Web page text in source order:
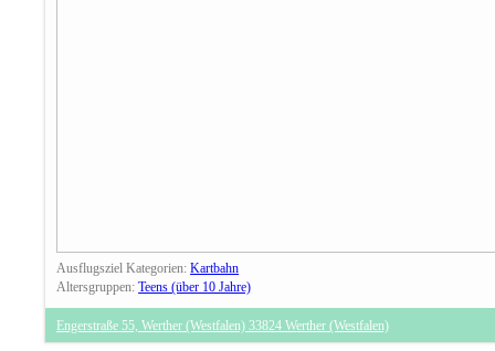
Ausflugsziel Kategorien:Kartbahn
Altersgruppen:Teens (über 10 Jahre)
Engerstraße 55, Werther (Westfalen) 33824 Werther (Westfalen)